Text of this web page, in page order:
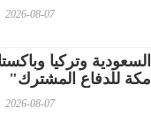
2026-08-07
السعودية وتركيا
مكة للدفاع المشترك"
2026-08-07